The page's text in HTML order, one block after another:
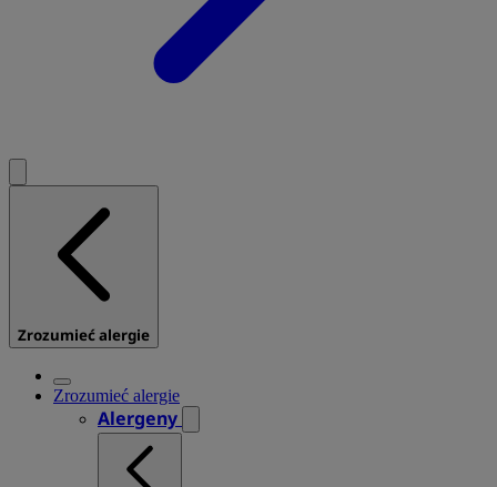
Zrozumieć alergie
Zrozumieć alergie
Alergeny